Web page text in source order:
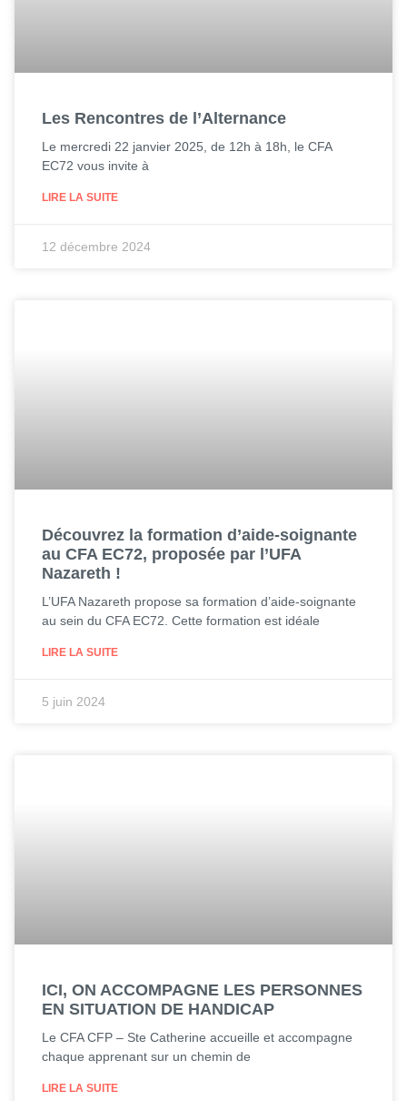
Les Rencontres de l’Alternance
Le mercredi 22 janvier 2025, de 12h à 18h, le CFA
EC72 vous invite à
LIRE LA SUITE
12 décembre 2024
Découvrez la formation d’aide-soignante
au CFA EC72, proposée par l’UFA
Nazareth !
L’UFA Nazareth propose sa formation d’aide-soignante
au sein du CFA EC72. Cette formation est idéale
LIRE LA SUITE
5 juin 2024
ICI, ON ACCOMPAGNE LES PERSONNES
EN SITUATION DE HANDICAP
Le CFA CFP – Ste Catherine accueille et accompagne
chaque apprenant sur un chemin de
LIRE LA SUITE